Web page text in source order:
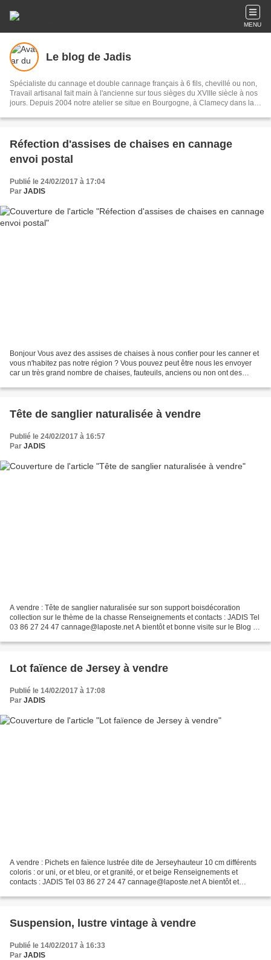
MENU
Le blog de Jadis
Spécialiste du cannage et double cannage français à 6 fils, chevillé ou non,
Travail artisanal fait main à l'ancienne sur tous sièges du XVIIIe siècle à nos
jours. Depuis 2004 notre atelier se situe en Bourgogne, à Clamecy dans la
tapissiers, antiquaires, décorateurs. A bientôt et bonne visite du Blog de
Réfection d'assises de chaises en cannage
envoi postal
Publié le 24/02/2017 à 17:04
Par JADIS
Bonjour Vous avez des assises de chaises à nous confier pour les canner et
vous n'habitez pas notre région ? Vous pouvez peut être nous les envoyer
car un très grand nombre de chaises, fauteuils, anciens ou non ont des
Tête de sanglier naturalisée à vendre
Publié le 24/02/2017 à 16:57
Par JADIS
A vendre : Tête de sanglier naturalisée sur son support boisdécoration
collection sur le thème de la chasse Renseignements et contacts : JADIS Tel
03 86 27 24 47 cannage@laposte.net A bientôt et bonne visite sur le Blog de
Lot faïence de Jersey à vendre
Publié le 14/02/2017 à 17:08
Par JADIS
A vendre : Pichets en faïence lustrée dite de Jerseyhauteur 10 cm différents
coloris : or uni, or et bleu, or et granité, or et beige Renseignements et
contacts : JADIS Tel 03 86 27 24 47 cannage@laposte.net A bientôt et
Suspension, lustre vintage à vendre
Publié le 14/02/2017 à 16:33
Par JADIS